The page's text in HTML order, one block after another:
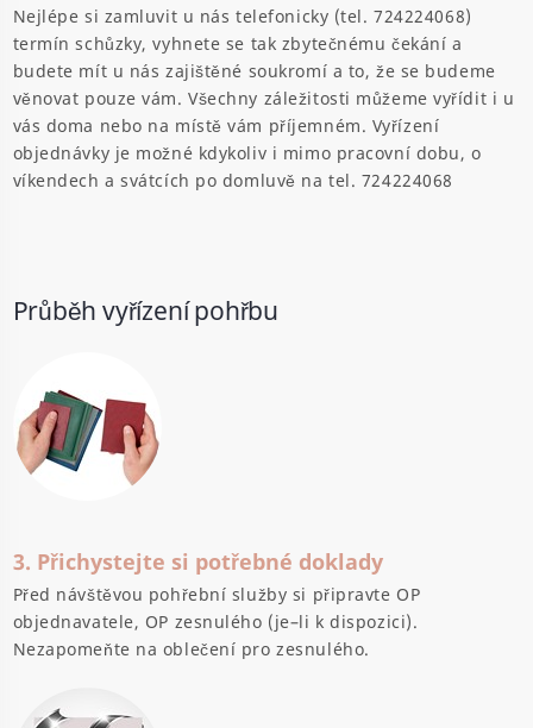
Nejlépe si zamluvit u nás telefonicky (tel. 724224068)
termín schůzky, vyhnete se tak zbytečnému čekání a
budete mít u nás zajištěné soukromí a to, že se budeme
věnovat pouze vám. Všechny záležitosti můžeme vyřídit i u
vás doma nebo na místě vám příjemném. Vyřízení
objednávky je možné kdykoliv i mimo pracovní dobu, o
víkendech a svátcích po domluvě na tel. 724224068
Průběh vyřízení pohřbu
3. Přichystejte si potřebné doklady
Před návštěvou pohřební služby si připravte OP
objednavatele, OP zesnulého (je–li k dispozici).
Nezapomeňte na oblečení pro zesnulého.